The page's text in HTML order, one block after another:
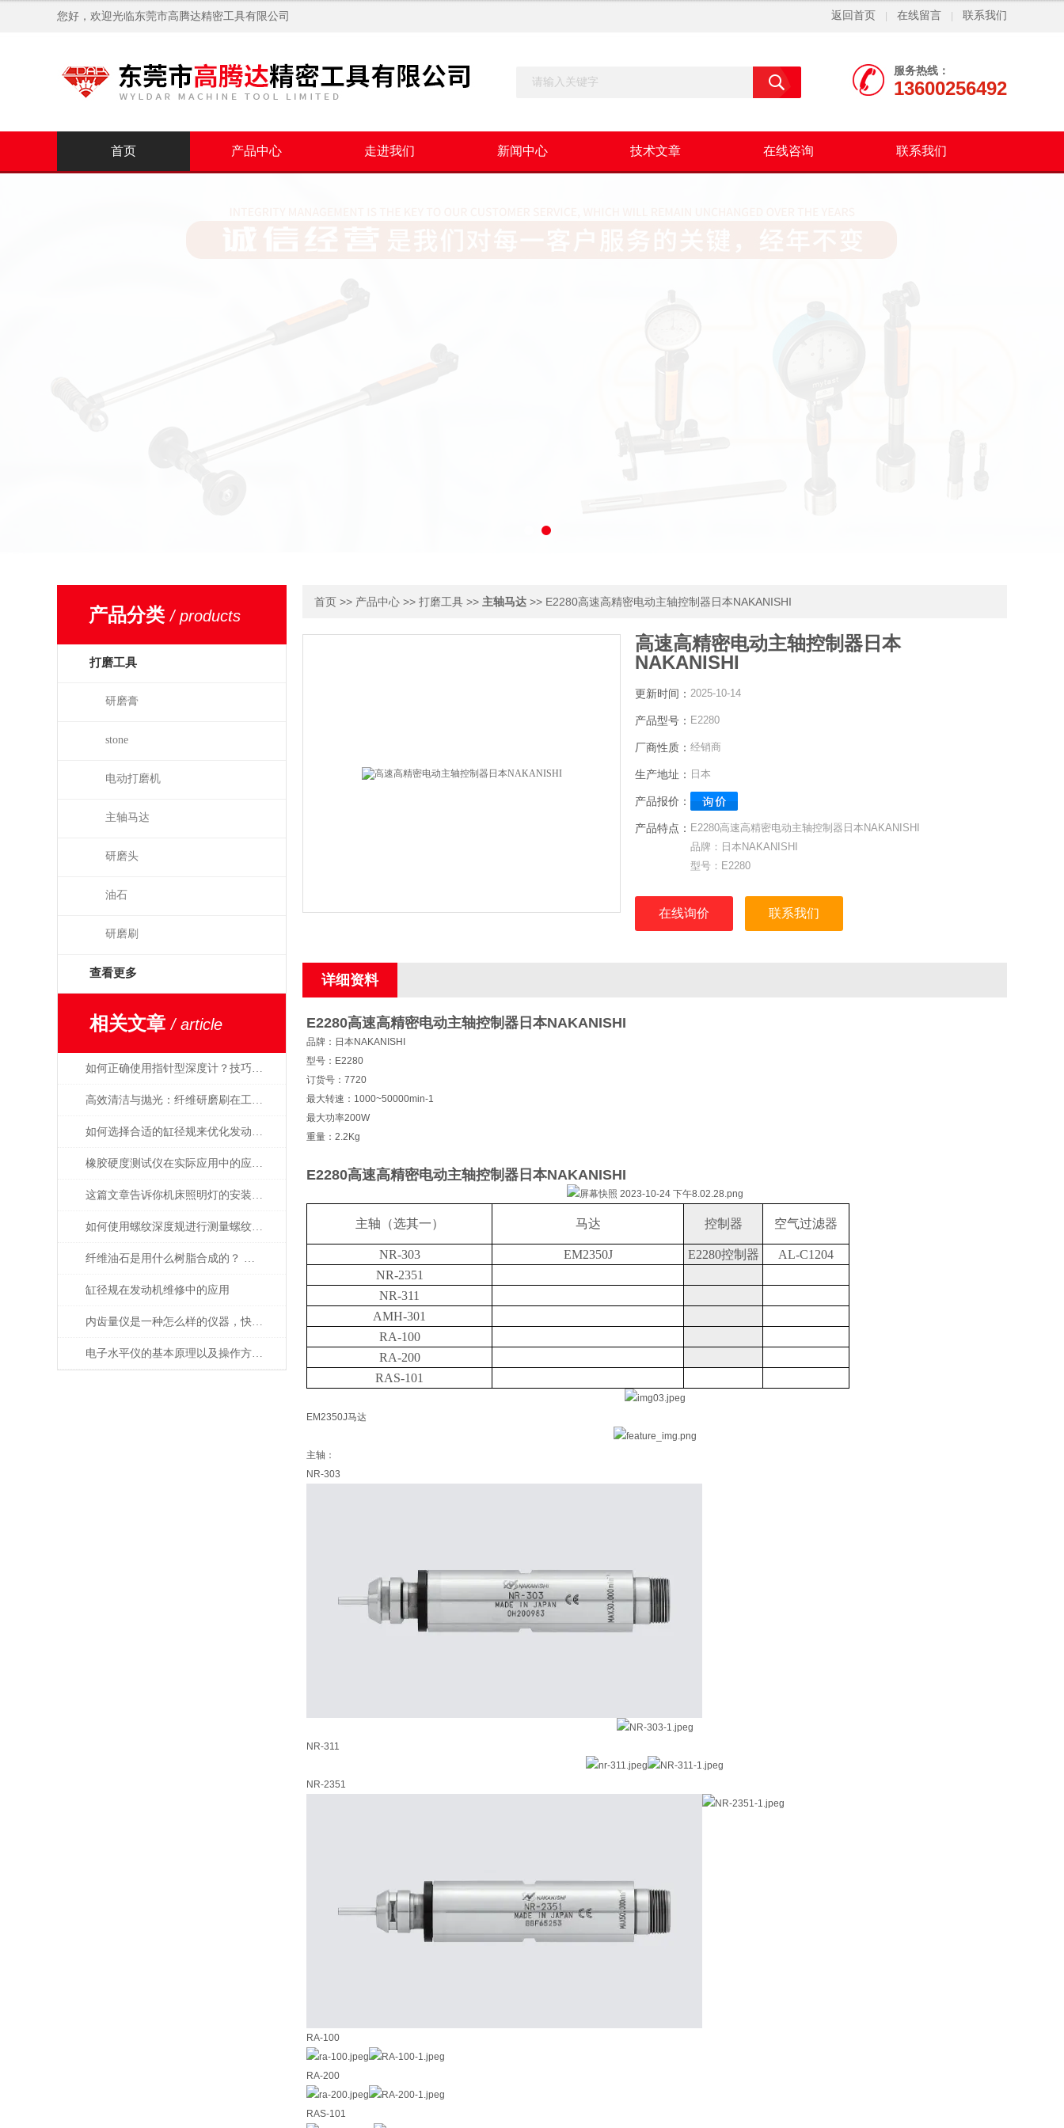
您好，欢迎光临东莞市高腾达精密工具有限公司 返回首页 在线留言 联系我们
服务热线：
13600256492
首页 产品中心 走进我们 新闻中心 技术文章 在线咨询 联系我们
产品分类/ products
打磨工具
研磨膏
stone
电动打磨机
主轴马达
研磨头
油石
研磨刷
查看更多
相关文章/ article
如何正确使用指针型深度计？技巧大揭秘
高效清洁与抛光：纤维研磨刷在工业中的重要作用
如何选择合适的缸径规来优化发动机性能？
橡胶硬度测试仪在实际应用中的应用场景
这篇文章告诉你机床照明灯的安装以及应用
如何使用螺纹深度规进行测量螺纹深度？
纤维油石是用什么树脂合成的？ 为什么这么贵？
缸径规在发动机维修中的应用
内齿量仪是一种怎么样的仪器，快来看看介绍的相关信息吧
电子水平仪的基本原理以及操作方法的说明
首页 >> 产品中心 >> 打磨工具 >> 主轴马达 >> E2280高速高精密电动主轴控制器日本NAKANISHI
高速高精密电动主轴控制器日本
NAKANISHI
更新时间： 2025-10-14
产品型号： E2280
厂商性质： 经销商
生产地址： 日本
产品报价：
产品特点： E2280高速高精密电动主轴控制器日本NAKANISHI
品牌：日本NAKANISHI
型号：E2280
最大转速：1000~50000min-1
最大功率200W
在线询价 联系我们
详细资料
E2280高速高精密电动主轴控制器日本NAKANISHI
品牌：日本NAKANISHI
型号：E2280
订货号：7720
最大转速：1000~50000min-1
最大功率200W
重量：2.2Kg
E2280高速高精密电动主轴控制器日本NAKANISHI
主轴（选其一） 马达 控制器 空气过滤器
NR-303 EM2350J E2280控制器
AL-C1204
NR-2351
NR-311
AMH-301
RA-100
RA-200
RAS-101
EM2350J马达
主轴：
NR-303
NR-311
NR-2351
RA-100
RA-200
RAS-101